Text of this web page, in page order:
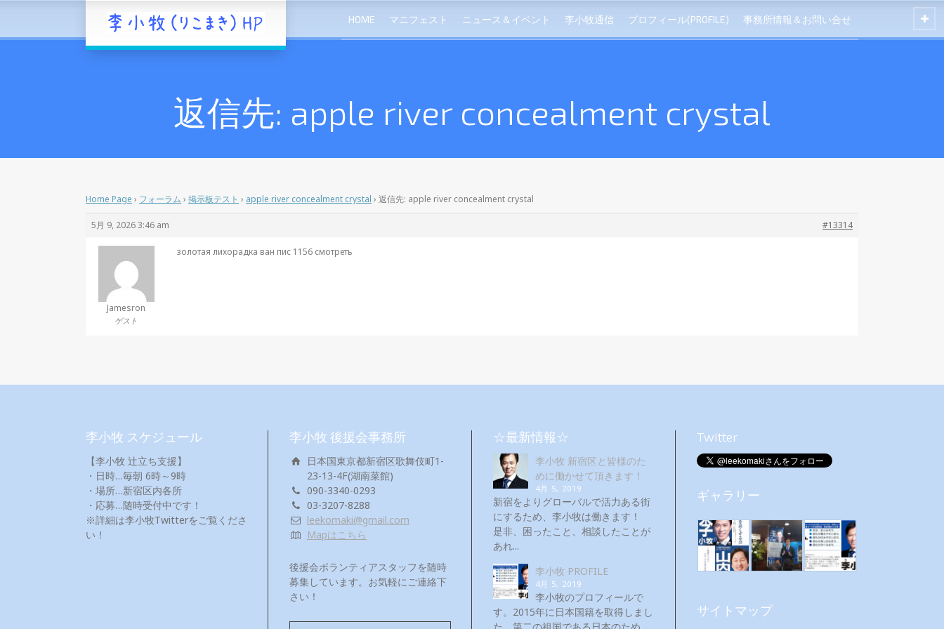
HOME マニフェスト ニュース＆イベント 李小牧通信 プロフィール(PROFILE) 事務所情報＆お問い合せ
返信先: apple river concealment crystal
Home Page › フォーラム › 掲示板テスト › apple river concealment crystal › 返信先: apple river concealment crystal
5月 9, 2026 3:46 am #13314
Jamesron
ゲスト
золотая лихорадка ван пис 1156 смотреть
李小牧 スケジュール
【李小牧 辻立ち支援】
・日時…毎朝 6時～9時
・場所…新宿区内各所
・応募…随時受付中です！
※詳細は李小牧Twitterをご覧くださ
い！
李小牧 後援会事務所
日本国東京都新宿区歌舞伎町1-
23-13-4F(湖南菜館)
090-3340-0293
03-3207-8288
leekomaki@gmail.com
Mapはこちら
後援会ボランティアスタッフを随時
募集しています。お気軽にご連絡下
さい！
☆最新情報☆
李小牧 新宿区と皆様のた
めに働かせて頂きます！
4月 5, 2019
新宿をよりグローバルで活力ある街
にするため、李小牧は働きます！
是非、困ったこと、相談したことが
あれ...
李小牧 PROFILE
4月 5, 2019
李小牧のプロフィールで
す。2015年に日本国籍を取得しまし
Twitter
ギャラリー
サイトマップ